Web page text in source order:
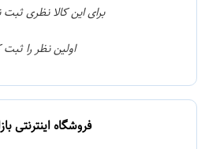
0
برای این کالا نظری
اولین نظر را ثبت
فروشگاه اینترنتی